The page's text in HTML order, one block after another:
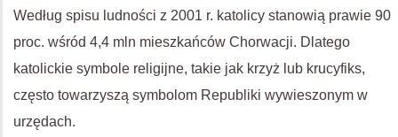
Według spisu ludności z 2001 r. katolicy stanowią prawie 90
proc. wśród 4,4 mln mieszkańców Chorwacji. Dlatego
katolickie symbole religijne, takie jak krzyż lub krucyfiks,
często towarzyszą symbolom Republiki wywieszonym w
urzędach.